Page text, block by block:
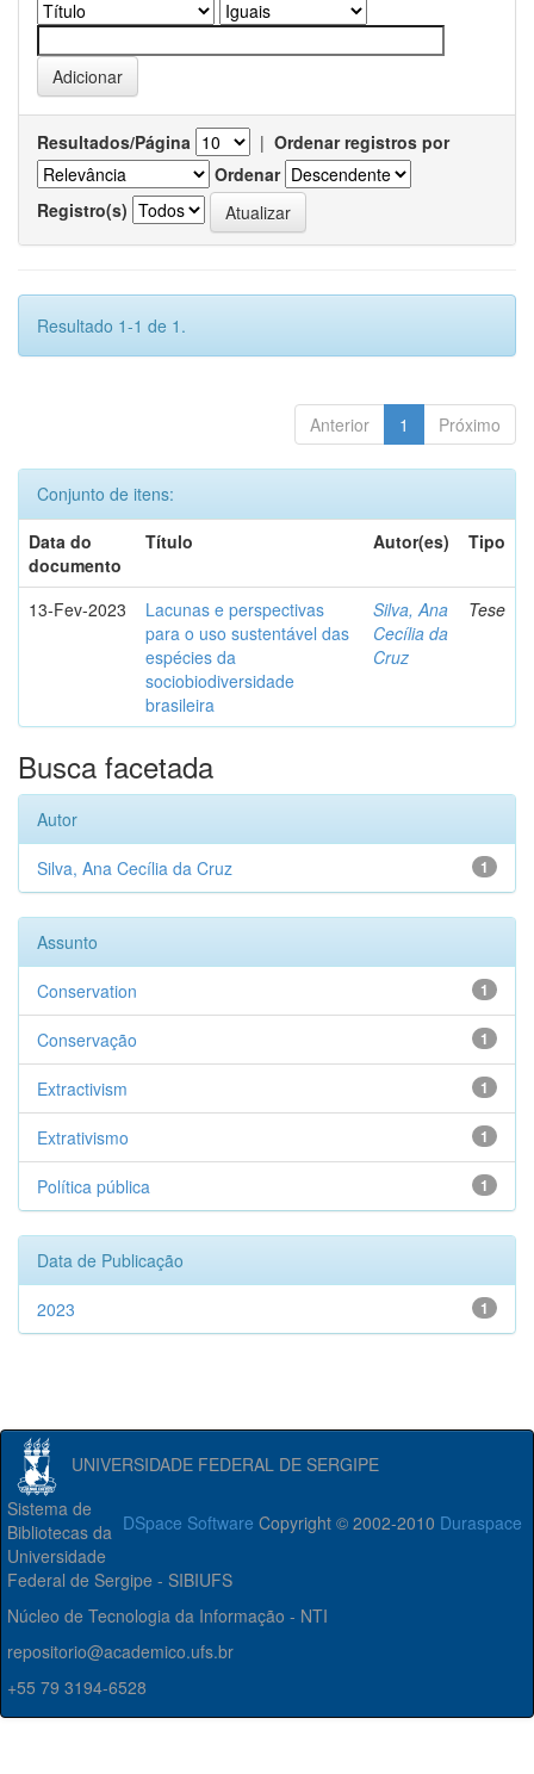
Resultados/Página | Ordenar registros por
Ordenar
Registro(s)
Resultado 1-1 de 1.
Anterior 1 Próximo
Conjunto de itens:
Data do
documento
Título Autor(es) Tipo
13-Fev-2023
Lacunas e perspectivas
para o uso sustentável das
espécies da
sociobiodiversidade
brasileira
Silva, Ana
Cecília da
Cruz
Tese
Busca facetada
Autor
1
Silva, Ana Cecília da Cruz
Assunto
1
Conservation
1
Conservação
1
Extractivism
1
Extrativismo
1
Política pública
Data de Publicação
1
2023
UNIVERSIDADE FEDERAL DE SERGIPE
DSpace Software Copyright © 2002-2010 Duraspace
Sistema de
Bibliotecas da
Universidade
Federal de Sergipe - SIBIUFS
Núcleo de Tecnologia da Informação - NTI
repositorio@academico.ufs.br
+55 79 3194-6528